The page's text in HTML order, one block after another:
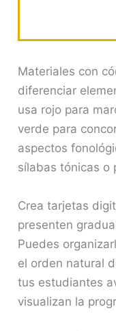
Materiales con
diferenciar
usa rojo para
verde para
aspectos
sílabas tónicas o
Crea tarjetas
presenten
Puedes
el orden natural
tus estudiantes
visualizan la